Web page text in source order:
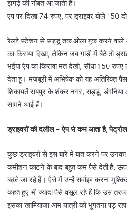
झगड़े की नौबत आ जाती है।
एप पर दिखा 74 रुपए, पर ड्राइवर बोले 150 दो
रेलवे स्टेशन से सड्डू तक ओला बुक करने वाले
का किराया दिखा, लेकिन जब गाड़ी में बैठे तो
भईया ऐप का किराया मत देखो, सीधा 150
देता हूं। मजबूरी में अभिषेक को यह अतिरिक्त
शिकायतें रायपुर के शंकर नगर, सड्डू, डंगनिया
सामने आई हैं।
ड्राइवरों की दलील – ऐप से कम आता है,
कुछ ड्राइवरों से इस बारे में बात करने पर उनका
कमीशन काटने के बाद बहुत कम पैसे देती हैं,
बढ़ते जा रहे हैं। ऐसे में उन्हें सर्वाइव करना
कहते हुए भी ज्यादा पैसे वसूल रहे हैं कि उस तरफ
इसका खामियाजा आम यात्री को भुगतना पड़